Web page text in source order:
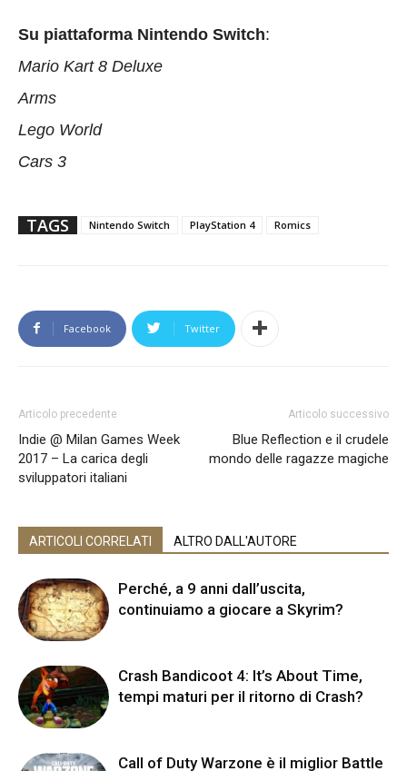
Su piattaforma Nintendo Switch:
Mario Kart 8 Deluxe
Arms
Lego World
Cars 3
TAGS Nintendo Switch PlayStation 4 Romics
Facebook Twitter
Articolo precedente
Indie @ Milan Games Week
2017 – La carica degli
sviluppatori italiani
Articolo successivo
Blue Reflection e il crudele
mondo delle ragazze magiche
ARTICOLI CORRELATI ALTRO DALL'AUTORE
Perché, a 9 anni dall’uscita,
continuiamo a giocare a Skyrim?
Crash Bandicoot 4: It’s About Time,
tempi maturi per il ritorno di Crash?
Call of Duty Warzone è il miglior Battle